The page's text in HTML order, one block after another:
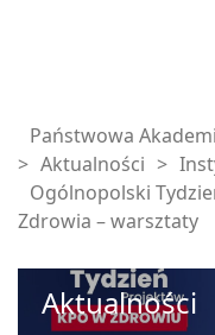
Państwowa
> Aktualności >
Ogólnopolski
Zdrowia – warsztaty
Aktualności